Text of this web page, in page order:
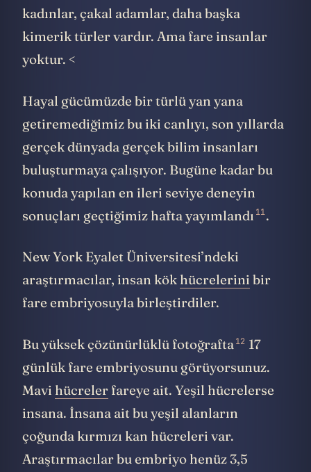
kadınlar, çakal adamlar, daha başka
kimerik türler vardır. Ama fare insanlar
yoktur. <
Hayal gücümüzde bir türlü yan yana
getiremediğimiz bu iki canlıyı, son yıllarda
gerçek dünyada gerçek bilim insanları
buluşturmaya çalışıyor. Bugüne kadar bu
konuda yapılan en ileri seviye deneyin
sonuçları geçtiğimiz hafta yayımlandı 11.
New York Eyalet Üniversitesi’ndeki
araştırmacılar, insan kök hücrelerini bir
fare embriyosuyla birleştirdiler.
Bu yüksek çözünürlüklü fotoğrafta12 17
günlük fare embriyosunu görüyorsunuz.
Mavi hücreler fareye ait. Yeşil hücrelerse
insana. İnsana ait bu yeşil alanların
çoğunda kırmızı kan hücreleri var.
Araştırmacılar bu embriyo henüz 3,5